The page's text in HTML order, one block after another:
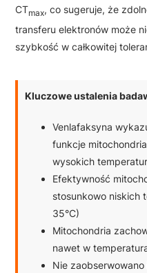
CTmax, co sugeruje, że
transferu elektronów może
szybkość w całkowitej
Kluczowe ustalenia
Venlafaksyna
funkcje
wysokich
Efektywność
stosunkowo niskich
35°C)
Mitochondria
nawet w
Nie